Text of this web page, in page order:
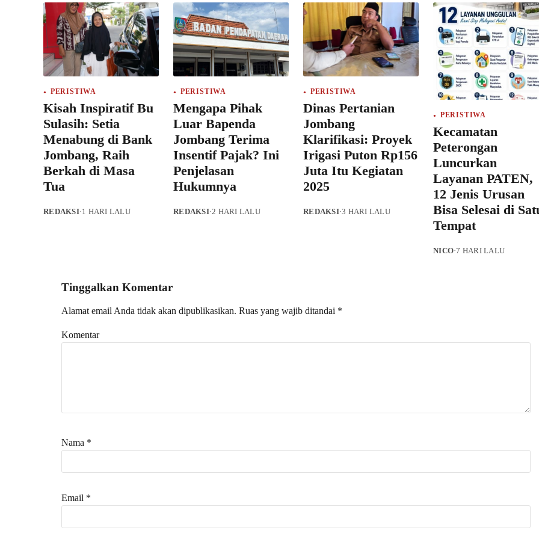
PERISTIWA
Kisah Inspiratif Bu
Sulasih: Setia
Menabung di Bank
Jombang, Raih
Berkah di Masa
Tua
REDAKSI·1 HARI LALU
PERISTIWA
Mengapa Pihak
Luar Bapenda
Jombang Terima
Insentif Pajak? Ini
Penjelasan
Hukumnya
REDAKSI·2 HARI LALU
PERISTIWA
Dinas Pertanian
Jombang
Klarifikasi: Proyek
Irigasi Puton Rp156
Juta Itu Kegiatan
2025
REDAKSI·3 HARI LALU
PERISTIWA
Kecamatan
Peterongan
Luncurkan
Layanan PATEN,
12 Jenis Urusan
Bisa Selesai di
Tempat
NICO·7 HARI LALU
Tinggalkan Komentar
Alamat email Anda tidak akan dipublikasikan. Ruas yang wajib ditandai *
Komentar
Nama *
Email *